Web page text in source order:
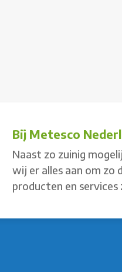
Bij Metesco
Naast zo zuinig
wij er alles aan om zo
producten en